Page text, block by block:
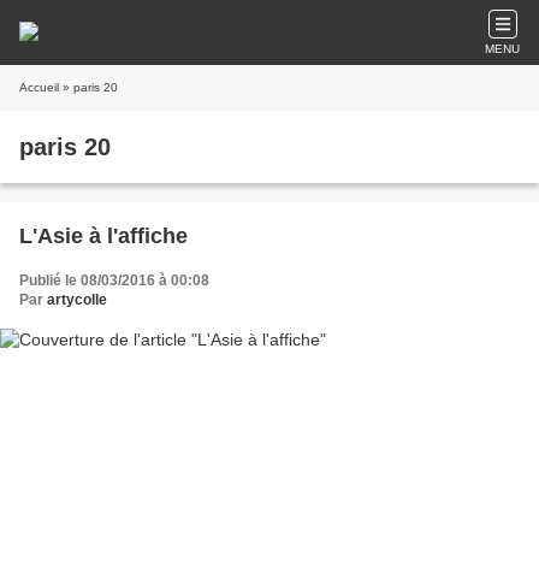
MENU
Accueil » paris 20
paris 20
L'Asie à l'affiche
Publié le 08/03/2016 à 00:08
Par artycolle